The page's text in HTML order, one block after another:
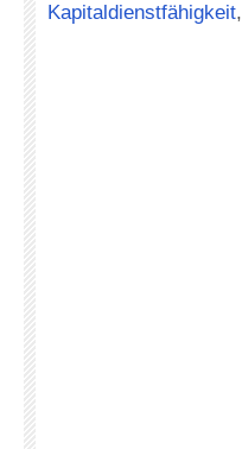
Kapitaldienstfähigkeit,